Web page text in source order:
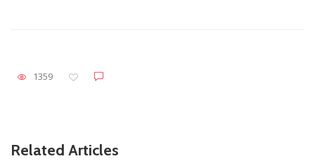
1359
Related Articles